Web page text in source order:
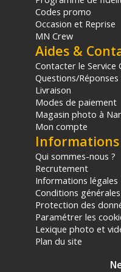
panier.Codes promo
Occasion et Reprise
MN Crew
Aides &
Contacter le Service
Questions/Réponses
Livraison
Modes de paiement
Magasin photo à
Mon compte
Informations
Qui sommes-nous ?
Recrutement
Informations légales
Conditions
Protection des
Paramétrer les
Lexique photo et
Plan du site